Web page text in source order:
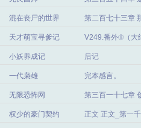
混在丧尸的世界 第二百七十三章
天才萌宝寻爹记 V249.番外⑨（大
小妖养成记 后记
一代枭雄 完本感言。
无限恐怖网 第三百一十七章
权少的豪门契约 正文 正文_第一